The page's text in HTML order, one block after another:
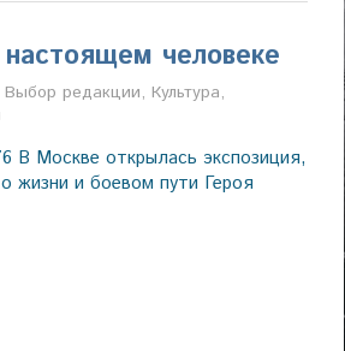
человеке
Марина Щербакова
Выбор редакции, Культура,
В Москве открылась экспозиция,
жизни и боевом пути Героя